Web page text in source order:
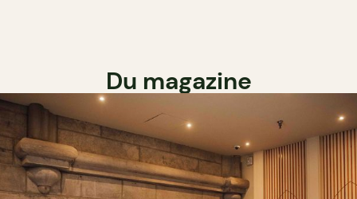
Du magazine